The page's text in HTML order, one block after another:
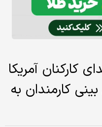
آمریکا
کارمندان به